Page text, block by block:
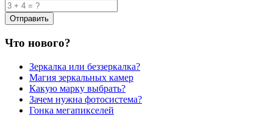
Что нового?
Зеркалка или беззеркалка?
Магия зеркальных камер
Какую марку выбрать?
Зачем нужна фотосистема?
Гонка мегапикселей